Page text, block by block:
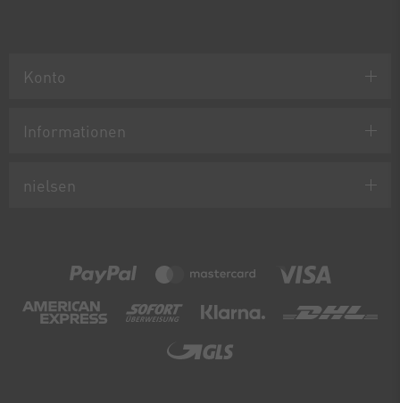
Konto
Informationen
nielsen